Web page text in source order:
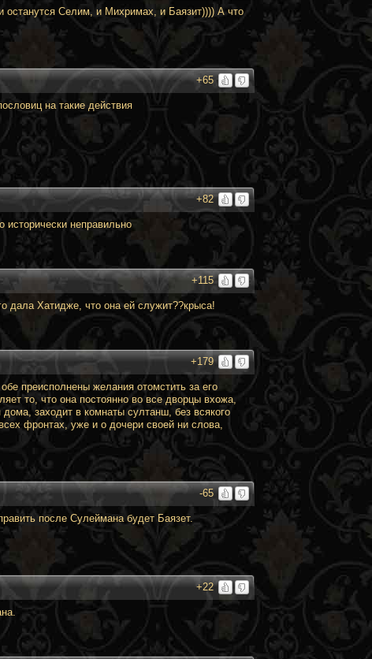
останутся Селим, и Михримах, и Баязит)))) А что
+65
на такие действия
+82
неправильно
+115
дала Хатидже, что она ей служит??крыса!
+179
преисполнены желания отомстить за его
то, что она постоянно во все дворцы вхожа,
заходит в комнаты султанш, без всякого
фронтах, уже и о дочери своей ни слова,
-65
после Сулеймана будет Баязет.
+22